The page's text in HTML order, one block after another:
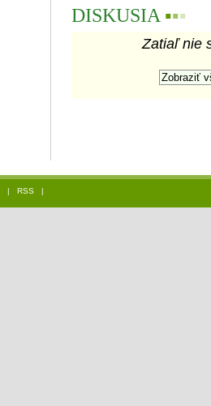
DISKUSIA ▪▪▪
Zatiaľ nie
| RSS |